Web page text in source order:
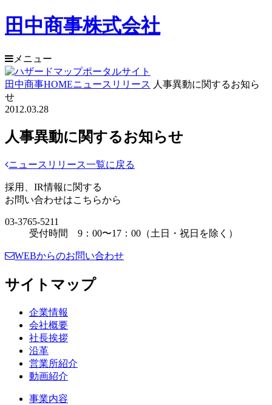
田中商事株式会社
メニュー
田中商事HOMEニュースリリース 人事異動に関するお知ら
せ
2012.03.28
人事異動に関するお知らせ
ニュースリリース一覧に戻る
採用、IR情報に関する
お問い合わせはこちらから
03-3765-5211
受付時間 9：00〜17：00（土日・祝日を除く）
WEBからのお問い合わせ
サイトマップ
企業情報
会社概要
社長挨拶
沿革
営業所紹介
動画紹介
事業内容